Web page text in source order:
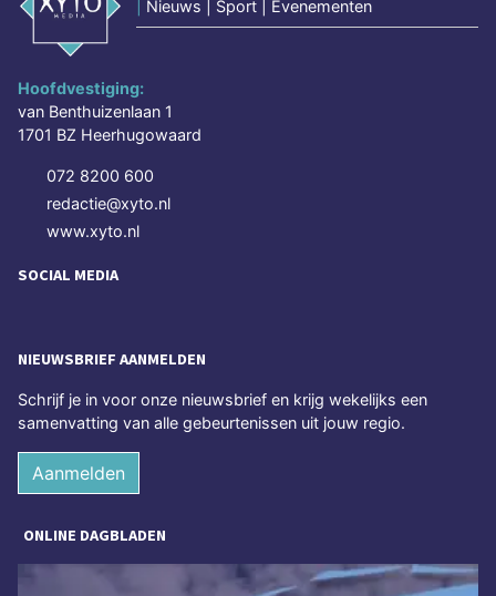
Nieuws | Sport | Evenementen
Hoofdvestiging:
van Benthuizenlaan 1
1701 BZ Heerhugowaard
072 8200 600
redactie@xyto.nl
www.xyto.nl
SOCIAL MEDIA
NIEUWSBRIEF AANMELDEN
Schrijf je in voor onze nieuwsbrief en krijg wekelijks een
samenvatting van alle gebeurtenissen uit jouw regio.
Aanmelden
ONLINE DAGBLADEN